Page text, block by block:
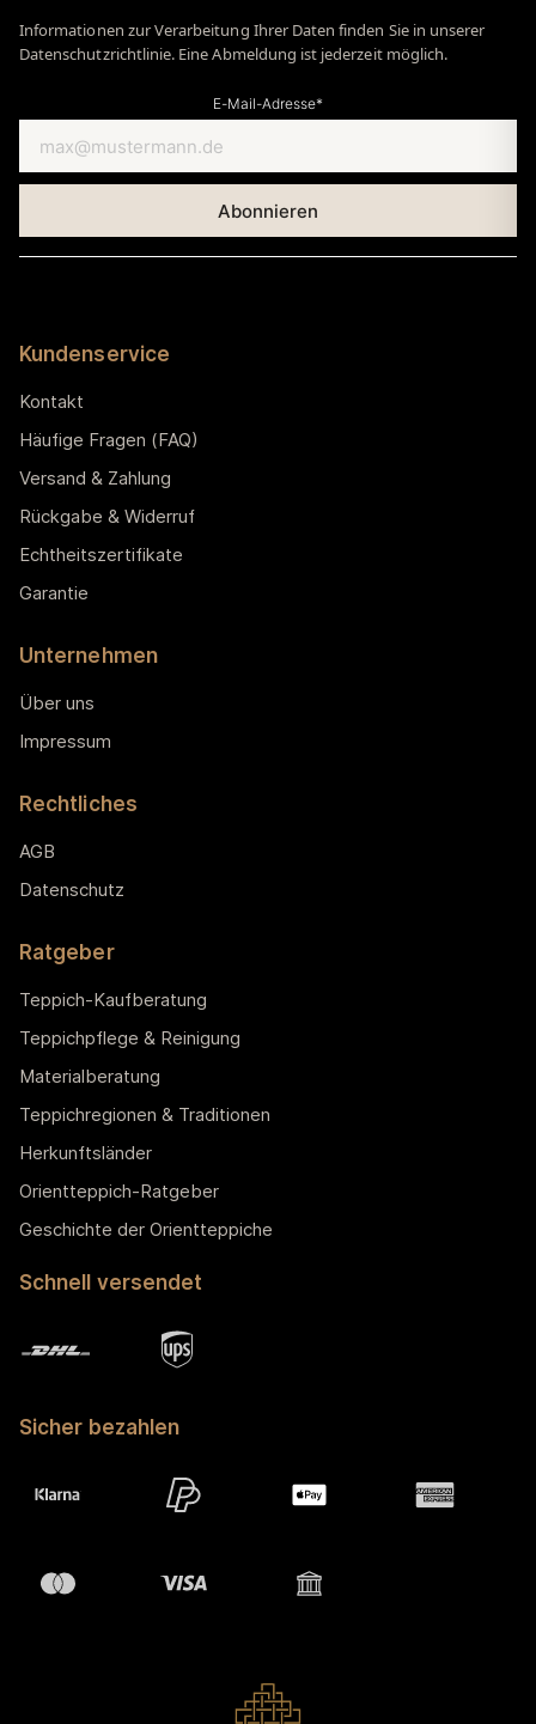
Informationen zur Verarbeitung Ihrer Daten finden Sie in unserer
Datenschutzrichtlinie. Eine Abmeldung ist jederzeit möglich.
E-Mail-Adresse*
Kundenservice
Kontakt
Häufige Fragen (FAQ)
Versand & Zahlung
Rückgabe & Widerruf
Echtheitszertifikate
Garantie
Unternehmen
Über uns
Impressum
Rechtliches
AGB
Datenschutz
Ratgeber
Teppich-Kaufberatung
Teppichpflege & Reinigung
Materialberatung
Teppichregionen & Traditionen
Herkunftsländer
Orientteppich-Ratgeber
Geschichte der Orientteppiche
Schnell versendet
Sicher bezahlen